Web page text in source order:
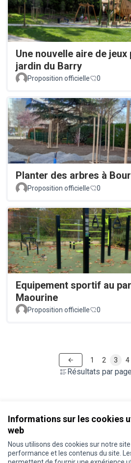
Informations sur les cookies
web
Nous utilisons des cookies sur notre
performance et les contenus du site.
Une nouvelle aire de jeux
jardin du Barry
Proposition officielle 0
Planter des arbres à
Proposition officielle
0
Equipement sportif au
Maourine
Proposition officielle 0
Résultats par
1 2 3 4
Conditions d'utilisation
Paramètres des cookies